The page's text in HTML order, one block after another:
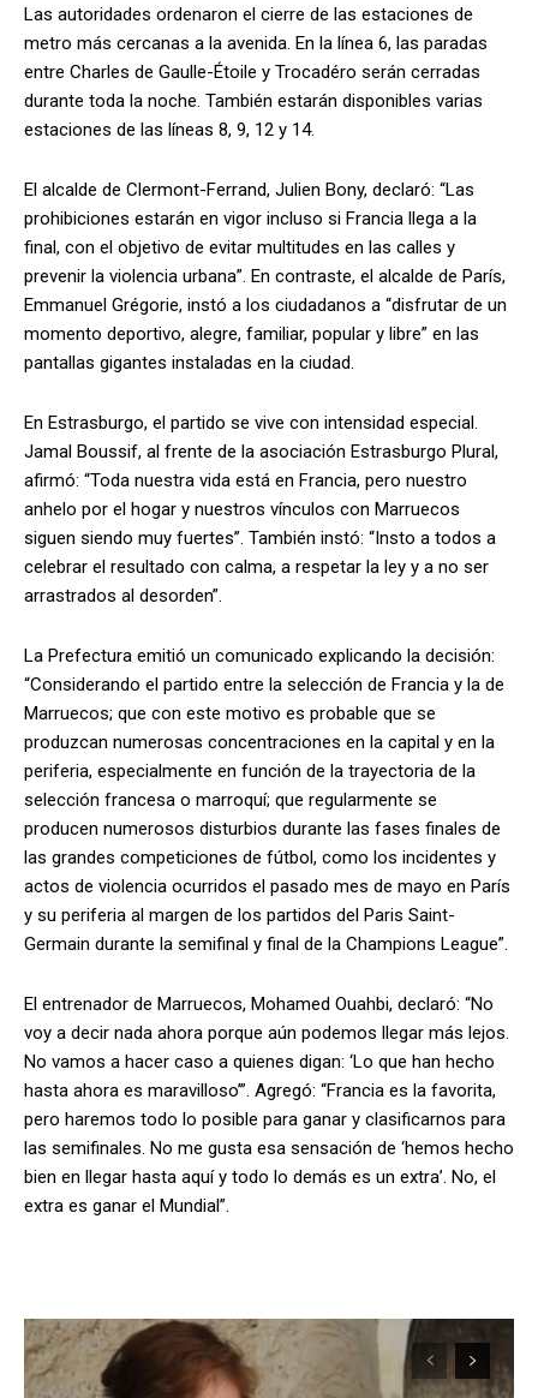
Las autoridades ordenaron el cierre de las estaciones de
metro más cercanas a la avenida. En la línea 6, las paradas
entre Charles de Gaulle-Étoile y Trocadéro serán cerradas
durante toda la noche. También estarán disponibles varias
estaciones de las líneas 8, 9, 12 y 14.
El alcalde de Clermont-Ferrand, Julien Bony, declaró: “Las
prohibiciones estarán en vigor incluso si Francia llega a la
final, con el objetivo de evitar multitudes en las calles y
prevenir la violencia urbana”. En contraste, el alcalde de París,
Emmanuel Grégorie, instó a los ciudadanos a “disfrutar de un
momento deportivo, alegre, familiar, popular y libre” en las
pantallas gigantes instaladas en la ciudad.
En Estrasburgo, el partido se vive con intensidad especial.
Jamal Boussif, al frente de la asociación Estrasburgo Plural,
afirmó: “Toda nuestra vida está en Francia, pero nuestro
anhelo por el hogar y nuestros vínculos con Marruecos
siguen siendo muy fuertes”. También instó: “Insto a todos a
celebrar el resultado con calma, a respetar la ley y a no ser
arrastrados al desorden”.
La Prefectura emitió un comunicado explicando la decisión:
“Considerando el partido entre la selección de Francia y la de
Marruecos; que con este motivo es probable que se
produzcan numerosas concentraciones en la capital y en la
periferia, especialmente en función de la trayectoria de la
selección francesa o marroquí; que regularmente se
producen numerosos disturbios durante las fases finales de
las grandes competiciones de fútbol, como los incidentes y
actos de violencia ocurridos el pasado mes de mayo en París
y su periferia al margen de los partidos del Paris Saint-
Germain durante la semifinal y final de la Champions League”.
El entrenador de Marruecos, Mohamed Ouahbi, declaró: “No
voy a decir nada ahora porque aún podemos llegar más lejos.
No vamos a hacer caso a quienes digan: ‘Lo que han hecho
hasta ahora es maravilloso’”. Agregó: “Francia es la favorita,
pero haremos todo lo posible para ganar y clasificarnos para
las semifinales. No me gusta esa sensación de ‘hemos hecho
bien en llegar hasta aquí y todo lo demás es un extra’. No, el
extra es ganar el Mundial”.